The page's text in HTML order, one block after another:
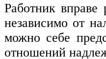
Работник вправе
независимо от
можно себе
отношений